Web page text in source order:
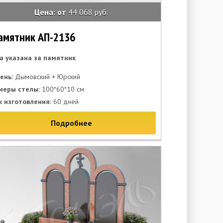
Цена: от 44 068 руб.
АП-2136
указана за памятник
Дымовский + Юрский
стелы: 100*60*10 см
изготовления: 60 дней
Подробнее